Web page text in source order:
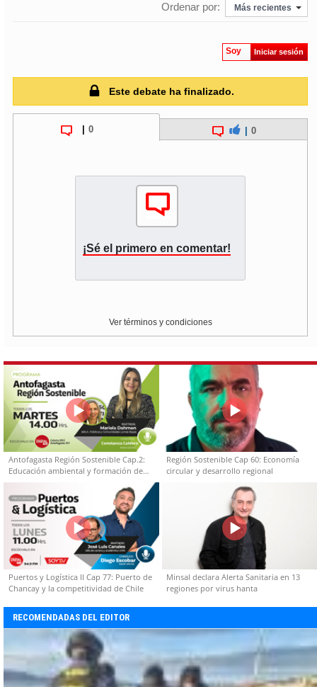
Ordenar por: Más recientes
Soy Iniciar sesión
Este debate ha finalizado.
0 0
¡Sé el primero en comentar!
Ver términos y condiciones
Antofagasta Región Sostenible Cap.2:
Educación ambiental y formación de
capacidades técnicas
Región Sostenible Cap 60: Economía
circular y desarrollo regional
Puertos y Logística II Cap 77: Puerto de
Chancay y la competitividad de Chile
Minsal declara Alerta Sanitaria en 13
regiones por virus hanta
RECOMENDADAS DEL EDITOR